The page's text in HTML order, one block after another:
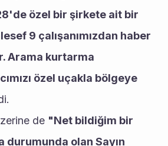
özel bir şirkete ait bir
9 çalışanımızdan haber
Arama kurtarma
özel uçakla bölgeye
de "Net bildiğim bir
durumunda olan Sayın